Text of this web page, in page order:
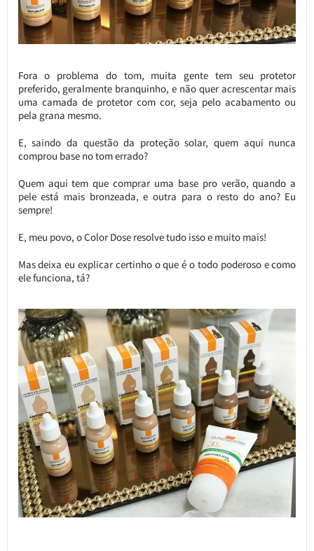
Fora o problema do tom, muita gente tem seu protetor
preferido, geralmente branquinho, e não quer acrescentar mais
uma camada de protetor com cor, seja pelo acabamento ou
pela grana mesmo.
E, saindo da questão da proteção solar, quem aqui nunca
comprou base no tom errado?
Quem aqui tem que comprar uma base pro verão, quando a
pele está mais bronzeada, e outra para o resto do ano? Eu
sempre!
E, meu povo, o Color Dose resolve tudo isso e muito mais!
Mas deixa eu explicar certinho o que é o todo poderoso e como
ele funciona, tá?